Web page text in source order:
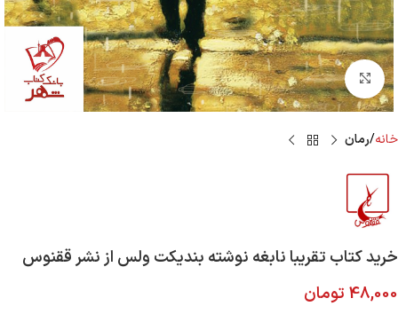
Click to enlarge
خانه رمان
خرید کتاب تقریبا نابغه نوشته بندیکت ولس از نشر ققنوس
48,000 تومان